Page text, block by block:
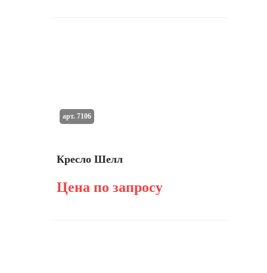
Кресло Шелл
Цена по запросу
арт. 7106